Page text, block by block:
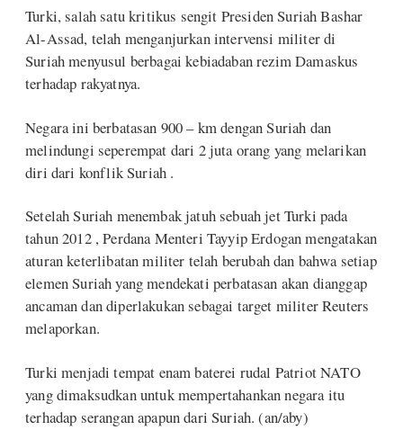
Turki, salah satu kritikus sengit Presiden Suriah Bashar
Al-Assad, telah menganjurkan intervensi militer di
Suriah menyusul berbagai kebiadaban rezim Damaskus
terhadap rakyatnya.
Negara ini berbatasan 900 – km dengan Suriah dan
melindungi seperempat dari 2 juta orang yang melarikan
diri dari konflik Suriah .
Setelah Suriah menembak jatuh sebuah jet Turki pada
tahun 2012 , Perdana Menteri Tayyip Erdogan mengatakan
aturan keterlibatan militer telah berubah dan bahwa setiap
elemen Suriah yang mendekati perbatasan akan dianggap
ancaman dan diperlakukan sebagai target militer Reuters
melaporkan.
Turki menjadi tempat enam baterei rudal Patriot NATO
yang dimaksudkan untuk mempertahankan negara itu
terhadap serangan apapun dari Suriah. (an/aby)